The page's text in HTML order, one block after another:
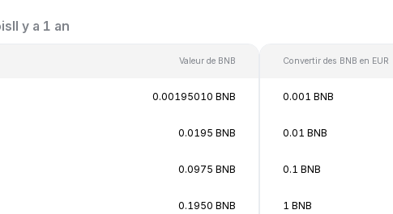
Il y a 1 an
Valeur de BNB
0.00195010 BNB
0.0195 BNB
0.0975 BNB
0.1950 BNB
Convertir des BNB en EUR
0.001 BNB
0.01 BNB
0.1 BNB
1 BNB